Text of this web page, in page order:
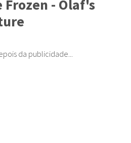
Frozen - Olaf's
da publicidade...